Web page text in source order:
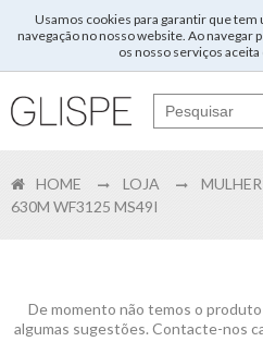
Usamos cookies para garantir que
navegação no nosso website. Ao navegar
os nosso serviços aceita
English
HOME LOJA MULHER
630M WF3125 MS49I
De momento não temos o
algumas sugestões. Contacte-nos